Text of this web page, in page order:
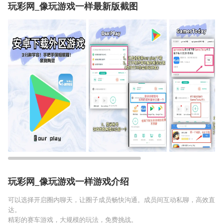
玩彩网_像玩游戏一样最新版截图
玩彩网_像玩游戏一样游戏介绍
可以选择开启圈内聊天，让圈子成员畅快沟通。成员间互动私聊，高效直
达。
精彩的赛车游戏，大规模的玩法，免费挑战。